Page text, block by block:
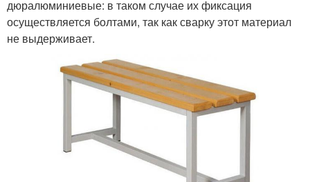
дюралюминиевые: в таком случае их фиксация
осуществляется болтами, так как сварку этот материал
не выдерживает.